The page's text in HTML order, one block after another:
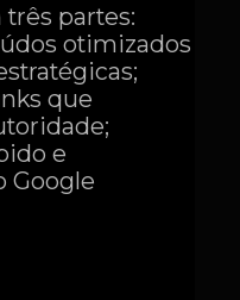
três partes:
otimizados
que
e
Google